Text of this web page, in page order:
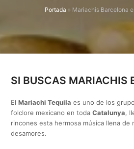
Portada » Mariachis Barcelona
SI BUSCAS MARIACHIS
ElMariachi Tequila es uno de los
folclore mexicano en todaCatalunya,
rincones esta hermosa música llena de
desamores.